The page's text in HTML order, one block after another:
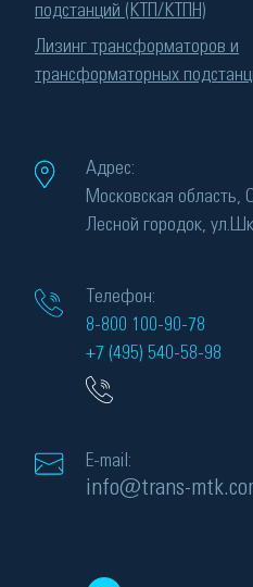
подстанций (КТП/КТПН)
Лизинг трансформаторов и
трансформаторных
Адрес:
Московская область,
Лесной городок,
Телефон:
8-800 100-90-78
+7 (495) 540-58-98
E-mail:
info@trans-